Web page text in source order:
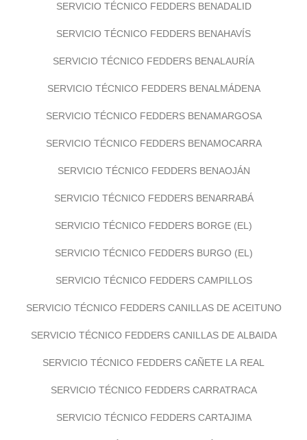
SERVICIO TÉCNICO FEDDERS BENADALID
SERVICIO TÉCNICO FEDDERS BENAHAVÍS
SERVICIO TÉCNICO FEDDERS BENALAURÍA
SERVICIO TÉCNICO FEDDERS BENALMÁDENA
SERVICIO TÉCNICO FEDDERS BENAMARGOSA
SERVICIO TÉCNICO FEDDERS BENAMOCARRA
SERVICIO TÉCNICO FEDDERS BENAOJÁN
SERVICIO TÉCNICO FEDDERS BENARRABÁ
SERVICIO TÉCNICO FEDDERS BORGE (EL)
SERVICIO TÉCNICO FEDDERS BURGO (EL)
SERVICIO TÉCNICO FEDDERS CAMPILLOS
SERVICIO TÉCNICO FEDDERS CANILLAS DE ACEITUNO
SERVICIO TÉCNICO FEDDERS CANILLAS DE ALBAIDA
SERVICIO TÉCNICO FEDDERS CAÑETE LA REAL
SERVICIO TÉCNICO FEDDERS CARRATRACA
SERVICIO TÉCNICO FEDDERS CARTAJIMA